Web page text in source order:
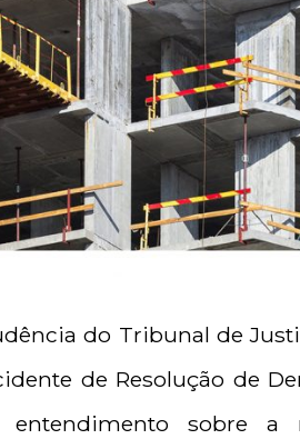
do Tribunal de
de Resolução de
entendimento sobre a